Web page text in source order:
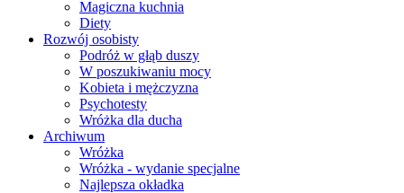
Magiczna kuchnia
Diety
Rozwój osobisty
Podróż w głąb duszy
W poszukiwaniu mocy
Kobieta i mężczyzna
Psychotesty
Wróżka dla ducha
Archiwum
Wróżka
Wróżka - wydanie specjalne
Najlepsza okładka